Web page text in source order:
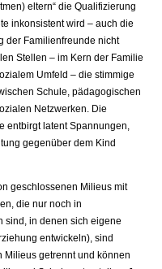
eltern“ die Qualifizierung
inkonsistent wird – auch die
der Familienfreunde nicht
Stellen – im Kern der Familie
Umfeld – die stimmige
Schule, pädagogischen
Netzwerken. Die
entbirgt latent Spannungen,
gegenüber dem Kind
geschlossenen Milieus mit
die nur noch in
sind, in denen sich eigene
entwickeln), sind
Milieus getrennt und können